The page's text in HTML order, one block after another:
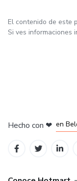
El contenido de este
Si ves informaciones
Hecho con ❤ en